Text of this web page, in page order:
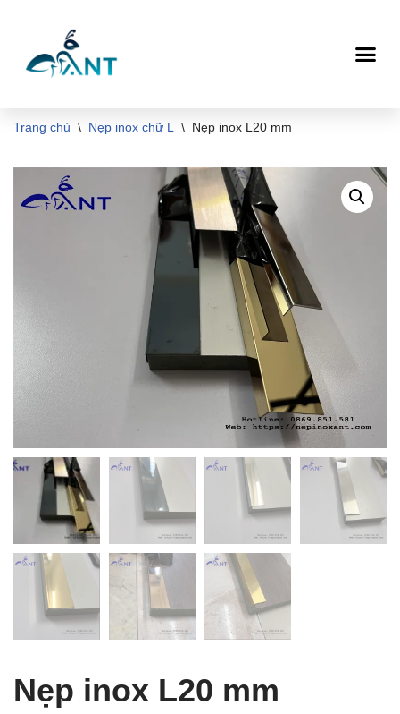
tới
Trang chủ \ Nẹp inox chữ L \ Nẹp inox L20 mm
Nẹp inox L20 mm